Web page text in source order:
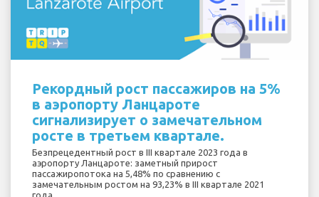
Рекордный рост пассажиров на 5%
в аэропорту Ланцароте
сигнализирует о замечательном
росте в третьем квартале.
Безпрецедентный рост в III квартале 2023 года в
аэропорту Ланцароте: заметный прирост
пассажиропотока на 5,48% по сравнению с
замечательным ростом на 93,23% в III квартале 2021
года.